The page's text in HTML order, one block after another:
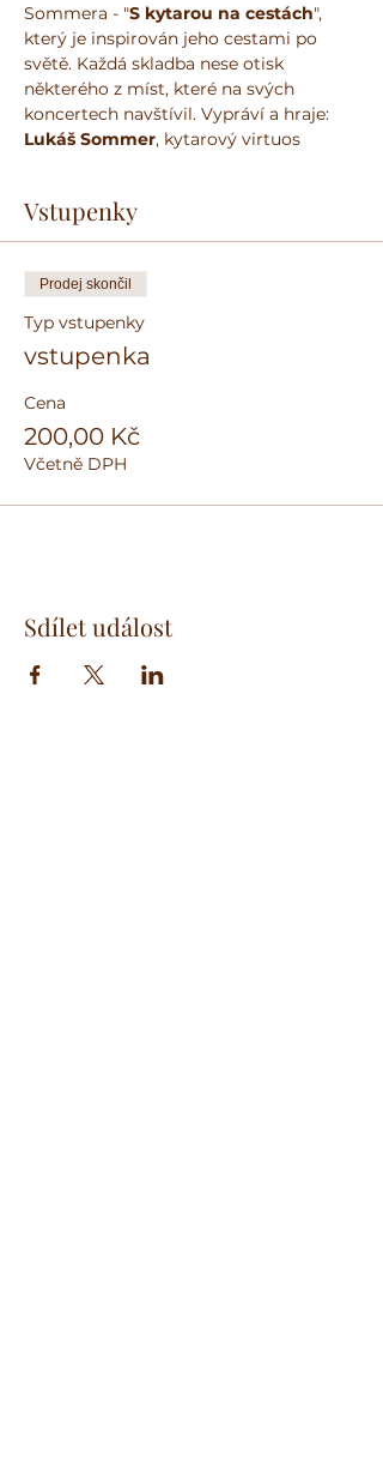
Sommera - "S kytarou na cestách",
který je inspirován jeho cestami po
světě. Každá skladba nese otisk
některého z míst, které na svých
koncertech navštívil. Vypráví a hraje:
Lukáš Sommer, kytarový virtuos
Vstupenky
Prodej skončil
Typ vstupenky
vstupenka
Cena
200,00 Kč
Včetně DPH
Sdílet událost